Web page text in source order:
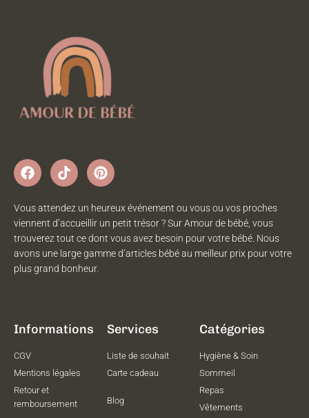
Vous attendez un heureux événement ou vous ou vos proches
viennent d’accueillir un petit trésor ? Sur Amour de bébé, vous
trouverez tout ce dont vous avez besoin pour votre bébé. Nous
avons une large gamme d’articles bébé au meilleur prix pour votre
plus grand bonheur.
Informations
CGV
Mentions légales
Retour et
remboursement
Services
Liste de souhait
Carte cadeau
Blog
Catégories
Hygiène & Soin
Sommeil
Repas
Vêtements